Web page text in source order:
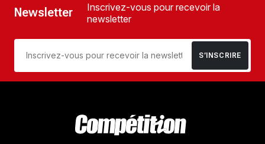
Newsletter
Inscrivez-vous pour recevoir la
newsletter
S’INSCRIRE